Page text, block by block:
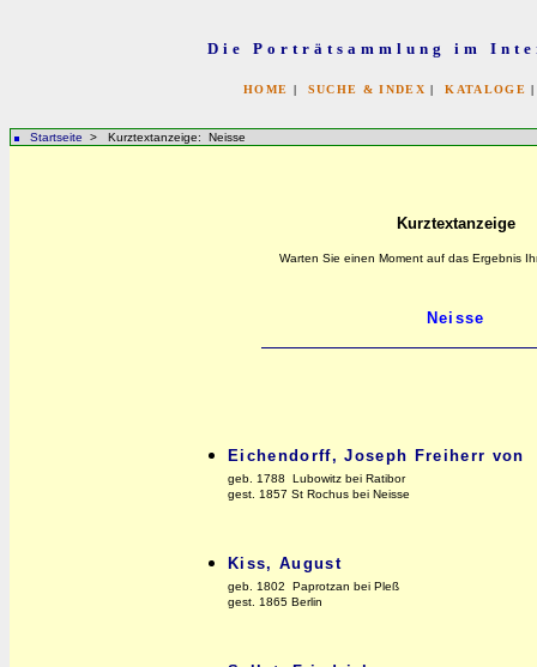
Die Porträtsammlung im
HOME | SUCHE & INDEX |KATALOGE
Startseite > Kurztextanzeige: Neisse
Kurztextanzeige
Warten Sie einen Moment auf das Ergebnis
Eichendorff, Joseph Freiherr von
geb. 1788 Lubowitz bei Ratibor
gest. 1857 St Rochus bei Neisse
Kiss, August
geb. 1802 Paprotzan bei Pleß
gest. 1865 Berlin